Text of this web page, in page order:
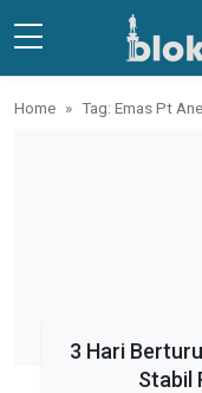
Skip to main content
Home Tag: Emas Pt
3 Hari
Stabil